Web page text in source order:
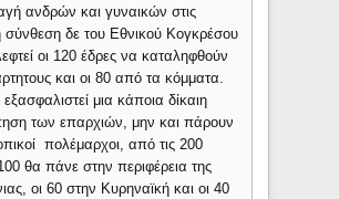
ανδρών και γυναικών στις
σύνθεση δε του Εθνικού Κογκρέσου
οι 120 έδρες να καταληφθούν
και οι 80 από τα κόμματα.
μια κάποια δίκαιη
των επαρχιών, μην και πάρουν
πολέμαρχοι, από τις 200
θα πάνε στην περιφέρεια της
οι 60 στην Κυρηναϊκή και οι 40